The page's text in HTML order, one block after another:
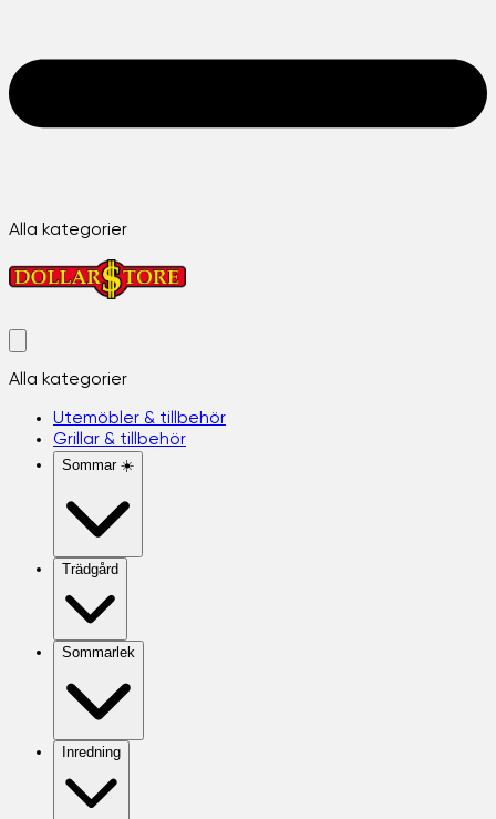
Alla kategorier
Alla kategorier
Utemöbler & tillbehör
Grillar & tillbehör
Sommar ☀️
Trädgård
Sommarlek
Inredning